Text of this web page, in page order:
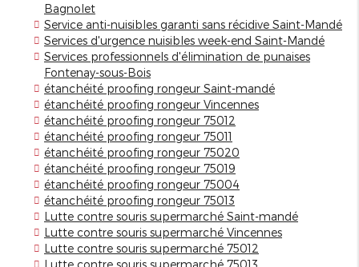
Bagnolet
Service anti-nuisibles garanti sans récidive Saint-Mandé
Services d'urgence nuisibles week-end Saint-Mandé
Services professionnels d'élimination de punaises
Fontenay-sous-Bois
étanchéité proofing rongeur Saint-mandé
étanchéité proofing rongeur Vincennes
étanchéité proofing rongeur 75012
étanchéité proofing rongeur 75011
étanchéité proofing rongeur 75020
étanchéité proofing rongeur 75019
étanchéité proofing rongeur 75004
étanchéité proofing rongeur 75013
Lutte contre souris supermarché Saint-mandé
Lutte contre souris supermarché Vincennes
Lutte contre souris supermarché 75012
Lutte contre souris supermarché 75013